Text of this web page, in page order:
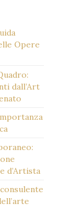
Opere
dall’Art
d’Artista